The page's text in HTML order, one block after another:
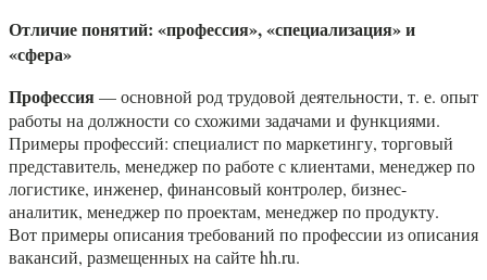
Отличие понятий: «профессия», «специализация» и
«сфера»
Профессия— основной род трудовой деятельности, т. е. опыт
работы на должности со схожими задачами и функциями.
Примеры профессий: специалист по маркетингу, торговый
представитель, менеджер по работе с клиентами, менеджер по
логистике, инженер, финансовый контролер, бизнес-
аналитик, менеджер по проектам, менеджер по продукту.
Вот примеры описания требований по профессии из описания
вакансий, размещенных на сайте hh.ru.